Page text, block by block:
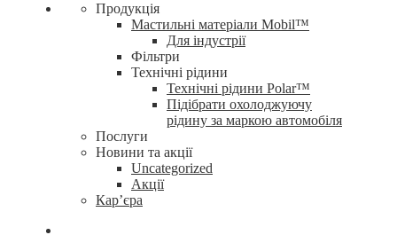
Продукція
Мастильні матеріали Mobil™
Для індустрії
Фільтри
Технічні рідини
Технічні рідини Polar™
Підібрати охолоджуючу
рідину за маркою автомобіля
Послуги
Новини та акції
Uncategorized
Акції
Кар’єра